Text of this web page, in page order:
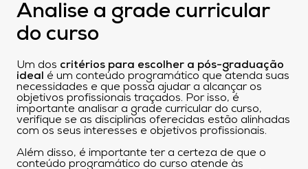
Analise a grade curricular
do curso
Um dos critérios para escolher a pós-graduação
ideal é um conteúdo programático que atenda suas
necessidades e que possa ajudar a alcançar os
objetivos profissionais traçados. Por isso, é
importante analisar a grade curricular do curso,
verifique se as disciplinas oferecidas estão alinhadas
com os seus interesses e objetivos profissionais.
Além disso, é importante ter a certeza de que o
conteúdo programático do curso atende às